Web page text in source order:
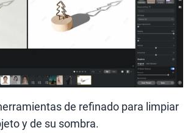
de refinado para limpiar
y de su sombra.